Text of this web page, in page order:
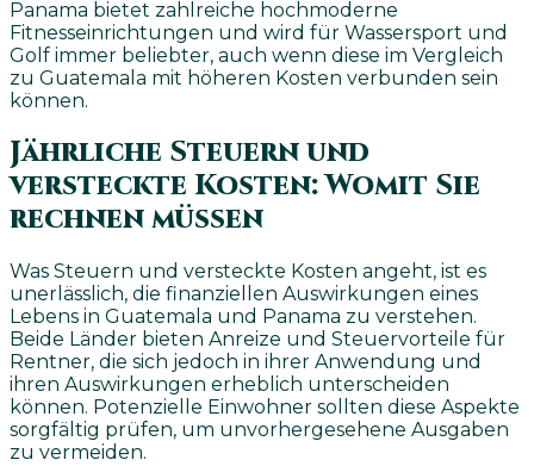
Panama bietet zahlreiche hochmoderne
Fitnesseinrichtungen und wird für Wassersport und
Golf immer beliebter, auch wenn diese im Vergleich
zu Guatemala mit höheren Kosten verbunden sein
können.
Jährliche Steuern und
versteckte Kosten: Womit Sie
rechnen müssen
Was Steuern und versteckte Kosten angeht, ist es
unerlässlich, die finanziellen Auswirkungen eines
Lebens in Guatemala und Panama zu verstehen.
Beide Länder bieten Anreize und Steuervorteile für
Rentner, die sich jedoch in ihrer Anwendung und
ihren Auswirkungen erheblich unterscheiden
können. Potenzielle Einwohner sollten diese Aspekte
sorgfältig prüfen, um unvorhergesehene Ausgaben
zu vermeiden.